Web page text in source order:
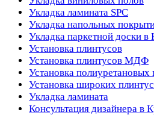
Укладка ламината SPC
Укладка напольных
Укладка паркетной доски в
Установка плинтусов
Установка плинтусов МДФ
Установка
Установка широких
Укладка ламината
Консультация дизайнера в